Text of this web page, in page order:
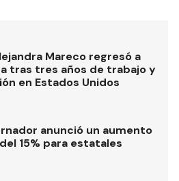
Mareco regresó a
tras tres años de trabajo y
en Estados Unidos
anunció un aumento
15% para estatales